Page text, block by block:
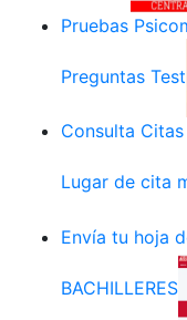
Pruebas
Preguntas Test
Consulta
Lugar de cita
Envía tu hoja
BACHILLERES